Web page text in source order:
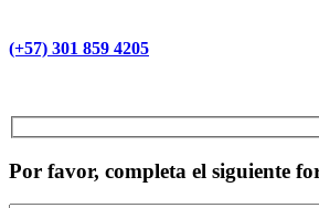
(+57) 301 859 4205
Por favor, completa el siguiente